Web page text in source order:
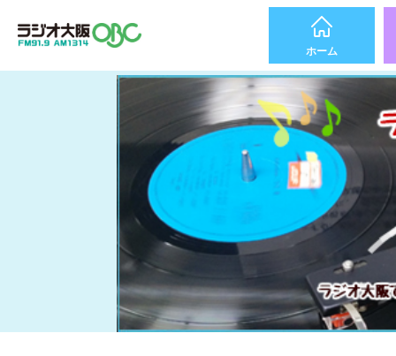
ホーム